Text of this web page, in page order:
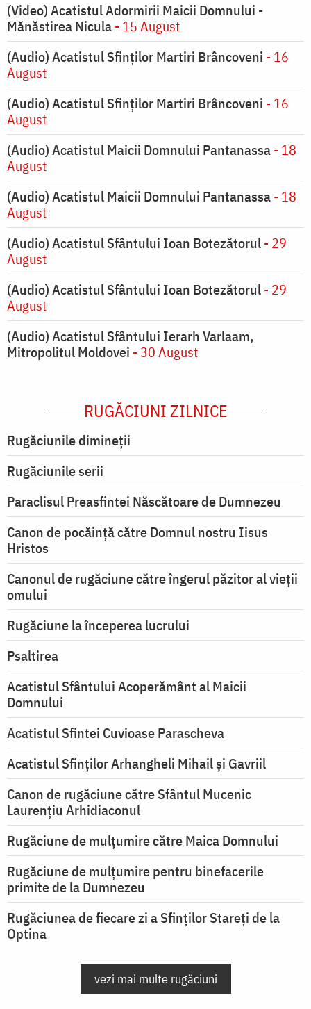
(Video) Acatistul Adormirii Maicii Domnului -
Mănăstirea Nicula- 15 August
(Audio) Acatistul Sfinților Martiri Brâncoveni - 16
August
(Audio) Acatistul Sfinților Martiri Brâncoveni - 16
August
(Audio) Acatistul Maicii Domnului Pantanassa- 18
August
(Audio) Acatistul Maicii Domnului Pantanassa- 18
August
(Audio) Acatistul Sfântului Ioan Botezătorul- 29
August
(Audio) Acatistul Sfântului Ioan Botezătorul- 29
August
(Audio) Acatistul Sfântului Ierarh Varlaam,
Mitropolitul Moldovei - 30 August
RUGĂCIUNI ZILNICE
Rugăciunile dimineții
Rugăciunile serii
Paraclisul Preasfintei Născătoare de Dumnezeu
Canon de pocăință către Domnul nostru Iisus
Hristos
Canonul de rugăciune către îngerul păzitor al vieții
omului
Rugăciune la începerea lucrului
Psaltirea
Acatistul Sfântului Acoperământ al Maicii
Domnului
Acatistul Sfintei Cuvioase Parascheva
Acatistul Sfinților Arhangheli Mihail și Gavriil
Canon de rugăciune către Sfântul Mucenic
Laurențiu Arhidiaconul
Rugăciune de mulţumire către Maica Domnului
Rugăciune de mulțumire pentru binefacerile
primite de la Dumnezeu
Rugăciunea de fiecare zi a Sfinților Stareți de la
Optina
vezi mai multe rugăciuni